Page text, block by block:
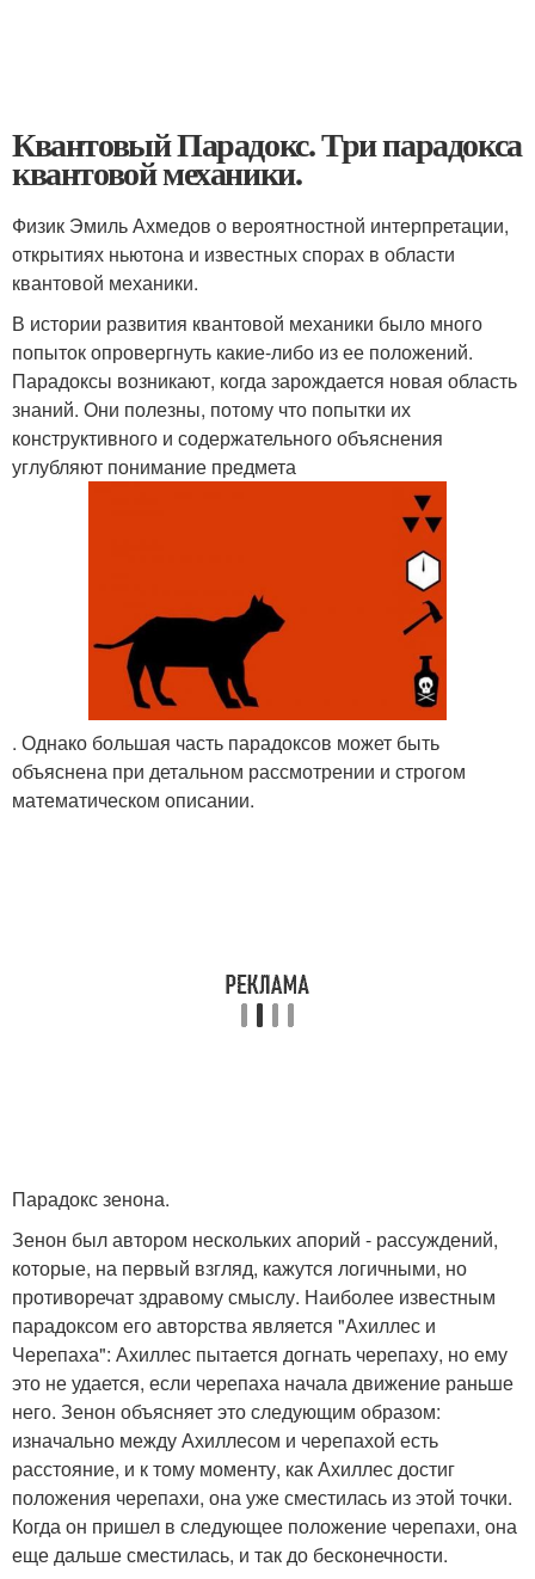
Квантовый Парадокс. Три парадокса
квантовой механики.
Физик Эмиль Ахмедов о вероятностной интерпретации,
открытиях ньютона и известных спорах в области
квантовой механики.
В истории развития квантовой механики было много
попыток опровергнуть какие-либо из ее положений.
Парадоксы возникают, когда зарождается новая область
знаний. Они полезны, потому что попытки их
конструктивного и содержательного объяснения
углубляют понимание предмета
. Однако большая часть парадоксов может быть
объяснена при детальном рассмотрении и строгом
математическом описании.
Парадокс зенона.
Зенон был автором нескольких апорий - рассуждений,
которые, на первый взгляд, кажутся логичными, но
противоречат здравому смыслу. Наиболее известным
парадоксом его авторства является "Ахиллес и
Черепаха": Ахиллес пытается догнать черепаху, но ему
это не удается, если черепаха начала движение раньше
него. Зенон объясняет это следующим образом:
изначально между Ахиллесом и черепахой есть
расстояние, и к тому моменту, как Ахиллес достиг
положения черепахи, она уже сместилась из этой точки.
Когда он пришел в следующее положение черепахи, она
еще дальше сместилась, и так до бесконечности.